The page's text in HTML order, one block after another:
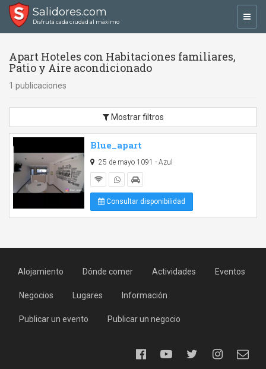
Salidores.com
Disfrutá cada ciudad al máximo
Apart Hoteles con Habitaciones familiares,
Patio y Aire acondicionado
1 publicaciones
Mostrar filtros
Blue_apart
25 de mayo 1091 - Azul
Consultar disponibilidad
Alojamiento Dónde comer Actividades Eventos
Negocios Lugares Información
Publicar un evento Publicar un negocio